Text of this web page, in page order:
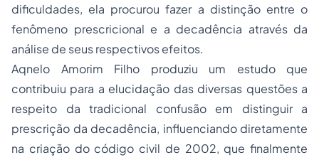
dificuldades, ela procurou fazer a distinção entre o
fenômeno prescricional e a decadência através da
análise de seus respectivos efeitos.
Aqnelo Amorim Filho produziu um estudo que
contribuiu para a elucidação das diversas questões a
respeito da tradicional confusão em distinguir a
prescrição da decadência, influenciando diretamente
na criação do código civil de 2002, que finalmente